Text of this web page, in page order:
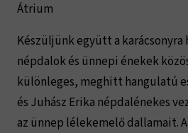
Átrium
Készüljünk együtt a karácsonyra
népdalok és ünnepi énekek
különleges, meghitt hangulatú
és Juhász Erika népdalénekes
az ünnep lélekemelő dallamait.